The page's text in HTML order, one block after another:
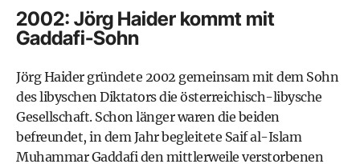
2002: Jörg Haider kommt mit
Gaddafi-Sohn
Jörg Haider gründete 2002 gemeinsam mit dem Sohn
des libyschen Diktators die österreichisch-libysche
Gesellschaft. Schon länger waren die beiden
befreundet, in dem Jahr begleitete Saif al-Islam
Muhammar Gaddafi den mittlerweile verstorbenen